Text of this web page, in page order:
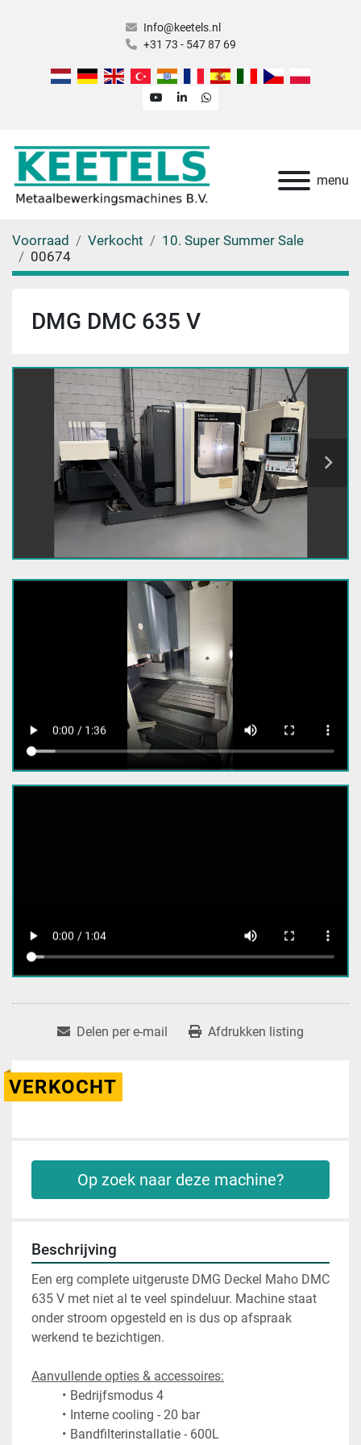
Info@keetels.nl
+31 73 - 547 87 69
youtubelinkedinwhatsapp
menu
Voorraad Verkocht
10. Super Summer Sale
00674
DMG DMC 635 V
Delen per e-mail Afdrukken listing
VERKOCHT
Op zoek naar deze machine?
Beschrijving
Een erg complete uitgeruste DMG Deckel Maho DMC
635 V met niet al te veel spindeluur. Machine staat
onder stroom opgesteld en is dus op afspraak
werkend te bezichtigen.
Aanvullende opties & accessoires:
Bedrijfsmodus 4
Interne cooling - 20 bar
Bandfilterinstallatie - 600L